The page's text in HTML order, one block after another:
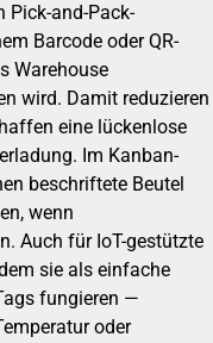
Pick-and-Pack-
Barcode oder QR-
Warehouse
wird. Damit reduzieren
eine lückenlose
Im Kanban-
beschriftete Beutel
wenn
Auch für IoT-gestützte
sie als einfache
fungieren —
oder